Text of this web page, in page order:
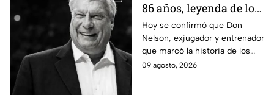
86 años, leyenda de los
Boston Celtics y la NBA
Hoy se confirmó que Don
Nelson, exjugador y entrenador
que marcó la historia de los
Boston Celtics y la NBA, murió
09 agosto, 2026